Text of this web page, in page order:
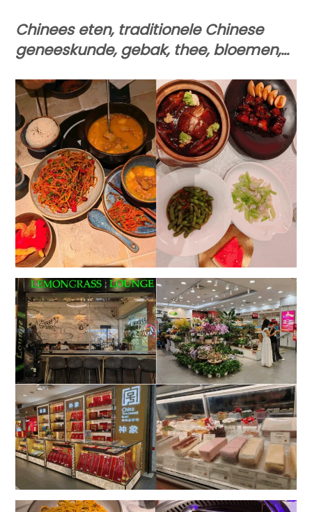
Chinees eten, traditionele Chinese
geneeskunde, gebak, thee, bloemen,…